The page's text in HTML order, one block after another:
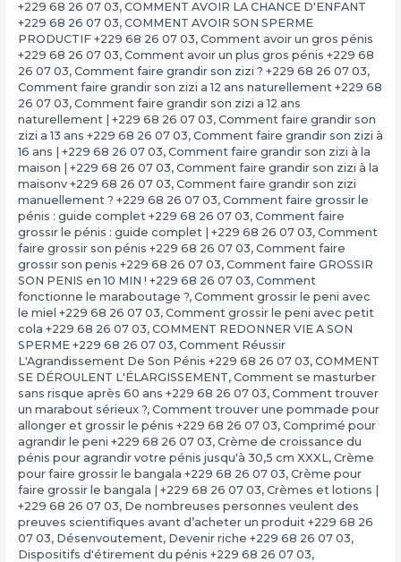
+229 68 26 07 03, COMMENT AVOIR LA CHANCE D'ENFANT
+229 68 26 07 03, COMMENT AVOIR SON SPERME
PRODUCTIF +229 68 26 07 03, Comment avoir un gros pénis
+229 68 26 07 03, Comment avoir un plus gros pénis +229 68
26 07 03, Comment faire grandir son zizi ? +229 68 26 07 03,
Comment faire grandir son zizi a 12 ans naturellement +229 68
26 07 03, Comment faire grandir son zizi a 12 ans
naturellement | +229 68 26 07 03, Comment faire grandir son
zizi a 13 ans +229 68 26 07 03, Comment faire grandir son zizi à
16 ans | +229 68 26 07 03, Comment faire grandir son zizi à la
maison | +229 68 26 07 03, Comment faire grandir son zizi à la
maisonv +229 68 26 07 03, Comment faire grandir son zizi
manuellement ? +229 68 26 07 03, Comment faire grossir le
pénis : guide complet +229 68 26 07 03, Comment faire
grossir le pénis : guide complet | +229 68 26 07 03, Comment
faire grossir son pénis +229 68 26 07 03, Comment faire
grossir son penis +229 68 26 07 03, Comment faire GROSSIR
SON PENIS en 10 MIN ! +229 68 26 07 03, Comment
fonctionne le maraboutage ?, Comment grossir le peni avec
le miel +229 68 26 07 03, Comment grossir le peni avec petit
cola +229 68 26 07 03, COMMENT REDONNER VIE A SON
SPERME +229 68 26 07 03, Comment Réussir
L'Agrandissement De Son Pénis +229 68 26 07 03, COMMENT
SE DÉROULENT L'ÉLARGISSEMENT, Comment se masturber
sans risque après 60 ans +229 68 26 07 03, Comment trouver
un marabout sérieux ?, Comment trouver une pommade pour
allonger et grossir le pénis +229 68 26 07 03, Comprimé pour
agrandir le peni +229 68 26 07 03, Crème de croissance du
pénis pour agrandir votre pénis jusqu'à 30,5 cm XXXL, Crème
pour faire grossir le bangala +229 68 26 07 03, Crème pour
faire grossir le bangala | +229 68 26 07 03, Crèmes et lotions |
+229 68 26 07 03, De nombreuses personnes veulent des
preuves scientifiques avant d’acheter un produit +229 68 26
07 03, Désenvoutement, Devenir riche +229 68 26 07 03,
Dispositifs d'étirement du pénis +229 68 26 07 03,